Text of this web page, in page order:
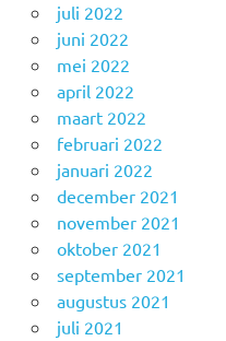
juli 2022
juni 2022
mei 2022
april 2022
maart 2022
februari 2022
januari 2022
december 2021
november 2021
oktober 2021
september 2021
augustus 2021
juli 2021